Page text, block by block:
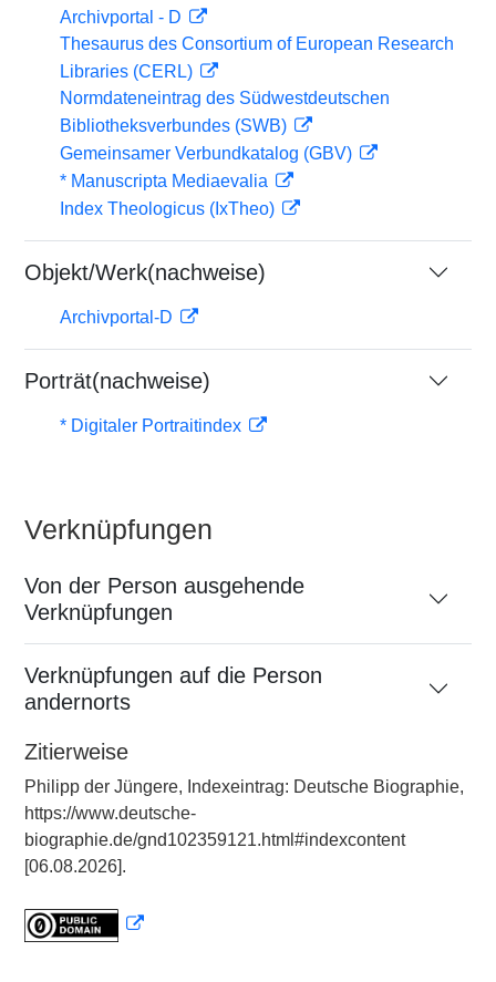
Archivportal - D
Thesaurus des Consortium of European Research
Libraries (CERL)
Normdateneintrag des Südwestdeutschen
Bibliotheksverbundes (SWB)
Gemeinsamer Verbundkatalog (GBV)
* Manuscripta Mediaevalia
Index Theologicus (IxTheo)
Objekt/Werk(nachweise)
Archivportal-D
Porträt(nachweise)
* Digitaler Portraitindex
Verknüpfungen
Von der Person ausgehende
Verknüpfungen
Verknüpfungen auf die Person
andernorts
Zitierweise
Philipp der Jüngere, Indexeintrag: Deutsche Biographie,
https://www.deutsche-
biographie.de/gnd102359121.html#indexcontent
[06.08.2026].